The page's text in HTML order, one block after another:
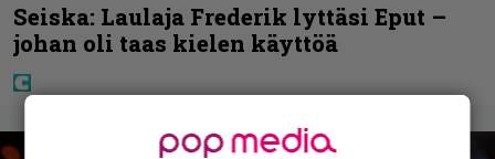
Seiska: Laulaja Frederik lyttäsi Eput –
johan oli taas kielen käyttöä